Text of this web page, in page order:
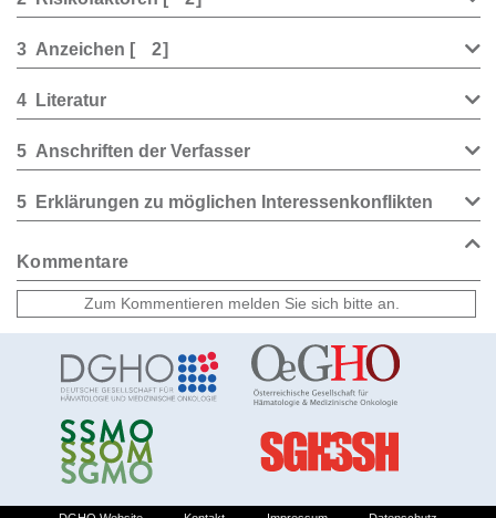
3 Anzeichen [ 2]
4 Literatur
5 Anschriften der Verfasser
5 Erklärungen zu möglichen Interessenkonflikten
Kommentare